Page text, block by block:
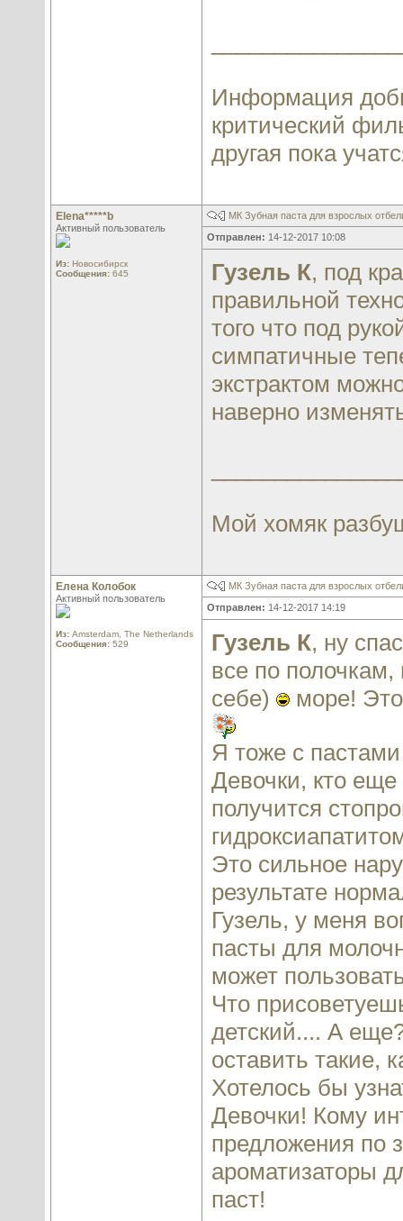
Информация
критический
другая пока
Elena*****b
Активный пользователь
Из: Новосибирск
Сообщения: 645
МК Зубная паста для взрослых
Отправлен: 14-12-2017 10:08
Гузель К, под
правильной
того что под
симпатичные
экстрактом
наверно
Мой хомяк
Елена Колобок
Активный пользователь
Из: Amsterdam, The Netherlands
Сообщения: 529
МК Зубная паста для взрослых
Отправлен: 14-12-2017 14:19
Гузель К, ну
все по
себе)
море!
Я тоже с
Девочки, кто
получится
Это сильное
результате
Гузель, у меня
пасты для
может
Что
детский.... А
оставить такие,
Хотелось бы
Девочки! Кому
предложения по
ароматизаторы
паст!